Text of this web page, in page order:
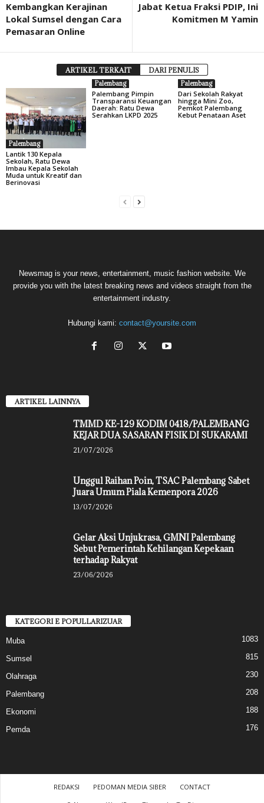
Kembangkan Kerajinan
Lokal Sumsel dengan Cara
Pemasaran Online
Jabat Ketua Fraksi PDIP, Ini
Komitmen M Yamin
ARTIKEL TERKAIT DARI PENULIS
Palembang
Lantik 130 Kepala
Sekolah, Ratu Dewa
Imbau Kepala Sekolah
Muda untuk Kreatif dan
Berinovasi
Palembang
Palembang Pimpin
Transparansi Keuangan
Daerah: Ratu Dewa
Serahkan LKPD 2025
Palembang
Dari Sekolah Rakyat
hingga Mini Zoo,
Pemkot Palembang
Kebut Penataan Aset
Newsmag is your news, entertainment, music fashion website. We
provide you with the latest breaking news and videos straight from the
entertainment industry.
Hubungi kami: contact@yoursite.com
ARTIKEL LAINNYA
TMMD KE-129 KODIM 0418/PALEMBANG
KEJAR DUA SASARAN FISIK DI SUKARAMI
21/07/2026
Unggul Raihan Poin, TSAC Palembang Sabet
Juara Umum Piala Kemenpora 2026
13/07/2026
Gelar Aksi Unjukrasa, GMNI Palembang
Sebut Pemerintah Kehilangan Kepekaan
terhadap Rakyat
23/06/2026
KATEGORI E POPULLARIZUAR
Muba 1083
Sumsel 815
Olahraga 230
Palembang 208
Ekonomi 188
Pemda 176
REDAKSI PEDOMAN MEDIA SIBER
CONTACT